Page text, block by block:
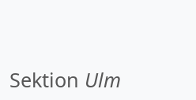
Sektion Ulm